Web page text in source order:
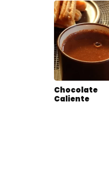
Chocolate
Caliente